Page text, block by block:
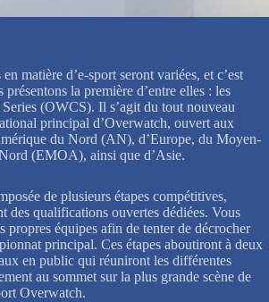
matière d’e-sport seront variées, et c’est
la première d’entre elles : les
(OWCS). Il s’agit du tout nouveau
principal d’Overwatch, ouvert aux
du Nord (AN), d’Europe, du Moyen-
(EMOA), ainsi que d’Asie.
de plusieurs étapes compétitives,
des qualifications ouvertes dédiées. Vous
propres équipes afin de tenter de décrocher
principal. Ces étapes aboutiront à deux
en public qui réuniront les différentes
au sommet sur la plus grande scène de
Overwatch.